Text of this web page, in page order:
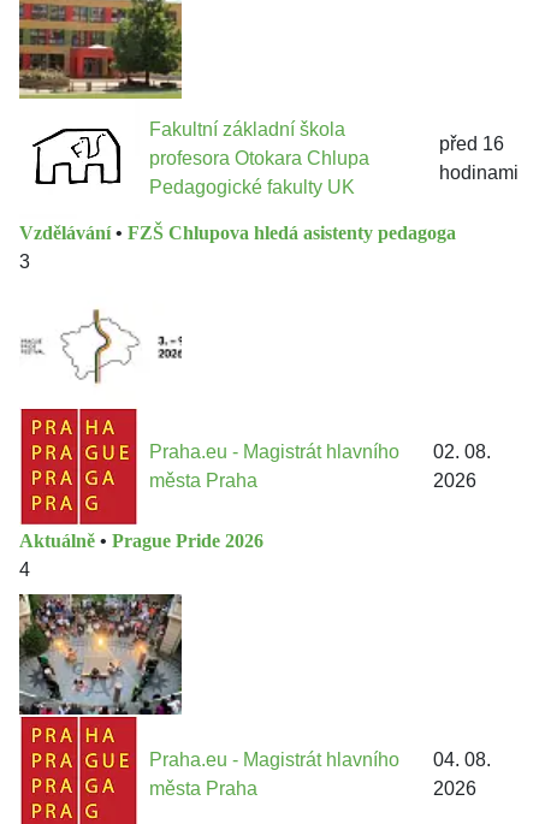
Fakultní základní škola
profesora Otokara Chlupa
Pedagogické fakulty UK
před 16
hodinami
Vzdělávání • FZŠ Chlupova hledá asistenty pedagoga
3
Praha.eu - Magistrát hlavního
města Praha
02. 08.
2026
Aktuálně • Prague Pride 2026
4
Praha.eu - Magistrát hlavního
města Praha
04. 08.
2026